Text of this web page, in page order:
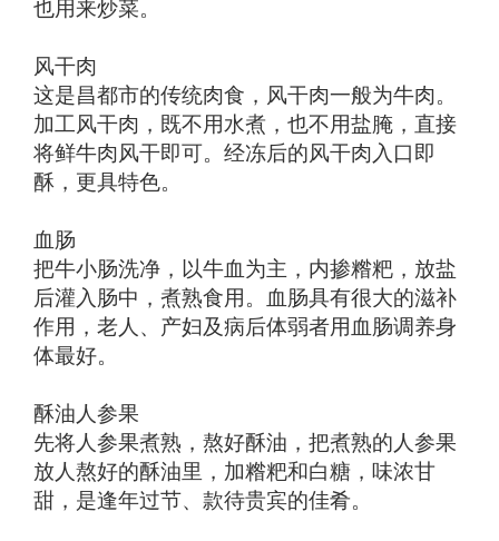
也用来炒菜。
风干肉
这是昌都市的传统肉食，风干肉一般为牛肉。
加工风干肉，既不用水煮，也不用盐腌，直接
将鲜牛肉风干即可。经冻后的风干肉入口即
酥，更具特色。
血肠
把牛小肠洗净，以牛血为主，内掺糌粑，放盐
后灌入肠中，煮熟食用。血肠具有很大的滋补
作用，老人、产妇及病后体弱者用血肠调养身
体最好。
酥油人参果
先将人参果煮熟，熬好酥油，把煮熟的人参果
放人熬好的酥油里，加糌粑和白糖，味浓甘
甜，是逢年过节、款待贵宾的佳肴。